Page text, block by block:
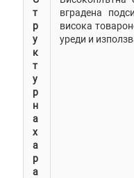
т
р
у
к
т
у
р
н
а
х
а
р
а
вградена
висока
уреди и